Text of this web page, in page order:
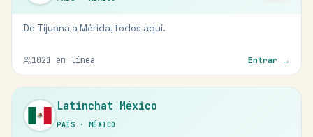
De Tijuana a Mérida, todos aquí.
1021 en línea Entrar →
Latinchat México
PAÍS · MÉXICO